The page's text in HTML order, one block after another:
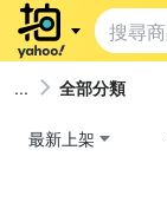
全部分類
最新上架